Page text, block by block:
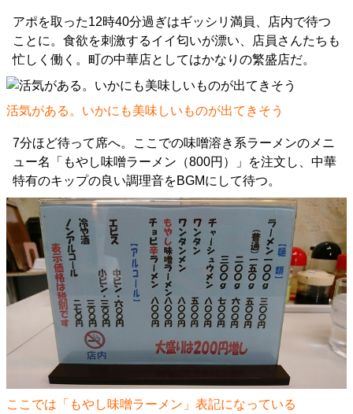
アポを取った12時40分過ぎはギッシリ満員、店内で待つ
ことに。食欲を刺激するイイ匂いが漂い、店員さんたちも
忙しく働く。町の中華店としてはかなりの繁盛店だ。
活気がある。いかにも美味しいものが出てきそう
7分ほど待って席へ。ここでの味噌溶き系ラーメンのメニ
ュー名「もやし味噌ラーメン（800円）」を注文し、中華
特有のキップの良い調理音をBGMにして待つ。
ここでは「もやし味噌ラーメン」表記になっている